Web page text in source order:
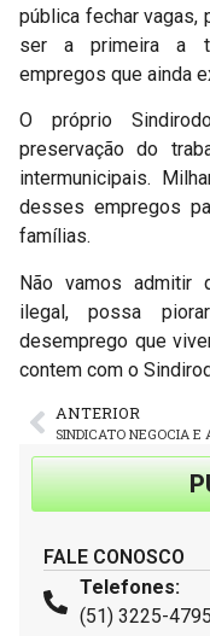
pública fechar vagas,
ser a primeira a
empregos que ainda
O próprio
preservação do
intermunicipais.
desses empregos
famílias.
Não vamos admitir
ilegal, possa
desemprego que
contem com o
ANTERIOR
FALE CONOSCO
Telefones:
(51) 3225-